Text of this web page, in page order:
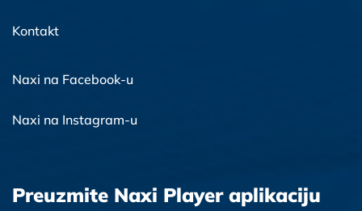
Kontakt
Naxi na Facebook-u
Naxi na Instagram-u
Preuzmite Naxi Player aplikaciju